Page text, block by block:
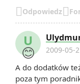
Odpowiedz
U
😊 2009-05-
A do dodatków
poza tym